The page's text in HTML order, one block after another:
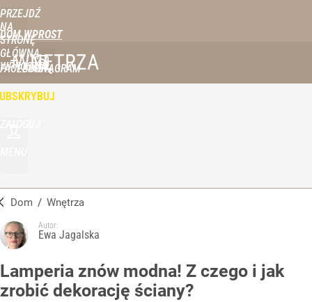
PRZEJDŹ
NA
STRONĘ
GŁÓWNĄ
WPROST.PL
DOM WPROST
FACEBOOKINSTAGRAM
WNĘTRZA
Dom / Wnętrza
Autor:
Ewa Jagalska
Lamperia znów modna! Z czego i jak
zrobić dekorację ściany?